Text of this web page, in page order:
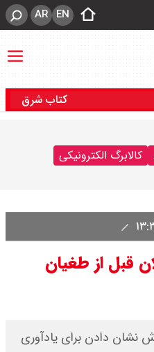
EN
AR
کتاب شرق
کالابرگ الکترونیکی
قبل از طغیان
دادن برای یادآوری